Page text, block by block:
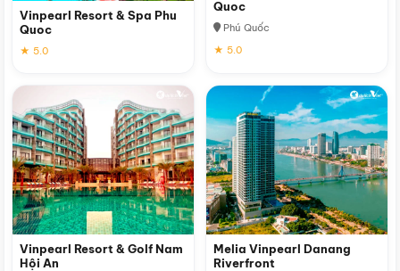
Vinpearl Resort & Spa Phu
Quoc
★ 5.0
Quoc
Phú Quốc
★ 5.0
Vinpearl Resort & Golf Nam
Hội An
Melia Vinpearl Danang
Riverfront